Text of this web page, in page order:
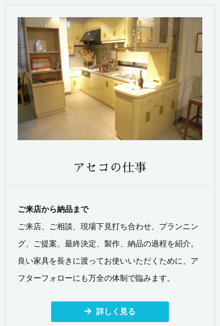
アセコの仕事
ご来店から納品まで
ご来店、ご相談、現場下見打ち合わせ、プランニン
グ、ご提案、最終決定、製作、納品の過程を紹介。
良い家具を長きに渡ってお使いいただくために、ア
フターフォローにも万全の体制で臨みます。
詳しく見る